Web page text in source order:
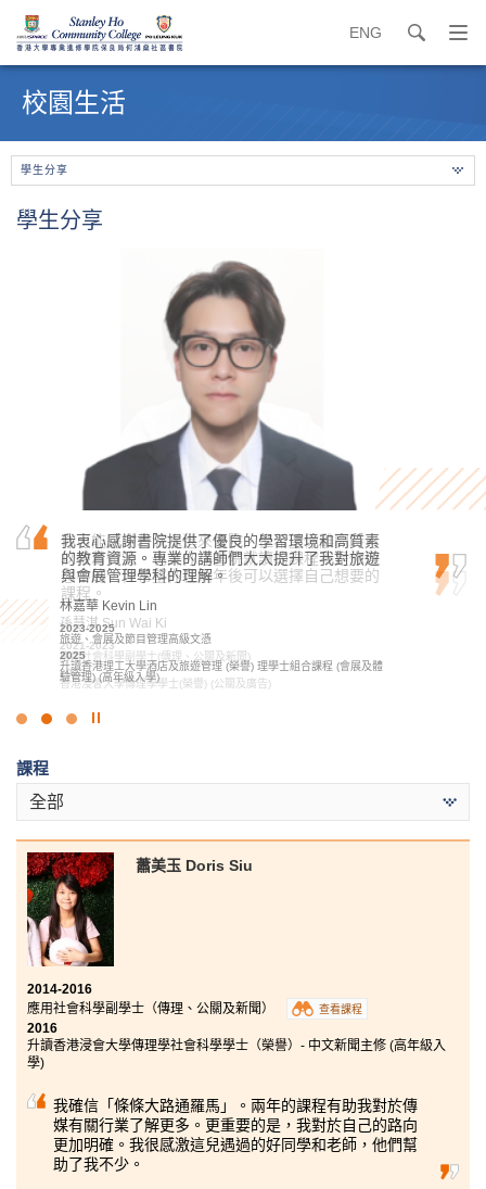
ENG search
打
開
始
校園生活
學生分享
學生分享
你可能是帶着淚水進來書院，但希望你離開時可
以帶着微笑。也許你在書院就讀的課程不是你理
想中的，但希望你在兩年後可以選擇自己想要的
課程。
孫慧淇 Sun Wai Ki
2021-2023
應用社會科學副學士(傳理、公關及新聞)
2023
香港浸會大學傳理學學士(榮譽) (公關及廣告)
我衷心感謝書院提供了優良的學習環境和高質素
的教育資源。專業的講師們大大提升了我對旅遊
與會展管理學科的理解。
林嘉華 Kevin Lin
2023-2025
旅遊、會展及節目管理高級文憑
2025
升讀香港理工大學酒店及旅遊管理 (榮譽) 理學士組合課程 (會展及體
驗管理) (高年級入學)
也許你未能在公開試取得滿意的成績入讀心儀的
大學，但千萬不要灰心氣餒，只要找到合適的學
習方法和明確的目標，堅持到底，定能達到理想
目標！
麥嘉曦 Mak Ka Hei
2022-2024
社康照顧高級文憑
2024
升讀香港城市大學社會科學學士 (社會工作)
點
燈
片
課程
全部
蕭美玉 Doris Siu
2014-2016
應用社會科學副學士（傳理、公關及新聞）
查看課程
2016
升讀香港浸會大學傳理學社會科學學士（榮譽）- 中文新聞主修 (高年級入
學)
我確信「條條大路通羅馬」。兩年的課程有助我對於傳
媒有關行業了解更多。更重要的是，我對於自己的路向
更加明確。我很感激這兒遇過的好同學和老師，他們幫
助了我不少。